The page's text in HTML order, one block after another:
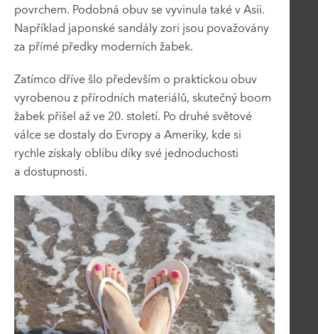
povrchem. Podobná obuv se vyvinula také v Asii.
Například japonské sandály zori jsou považovány
za přímé předky moderních žabek.
Zatímco dříve šlo především o praktickou obuv
vyrobenou z přírodních materiálů, skutečný boom
žabek přišel až ve 20. století. Po druhé světové
válce se dostaly do Evropy a Ameriky, kde si
rychle získaly oblibu díky své jednoduchosti
a dostupnosti.